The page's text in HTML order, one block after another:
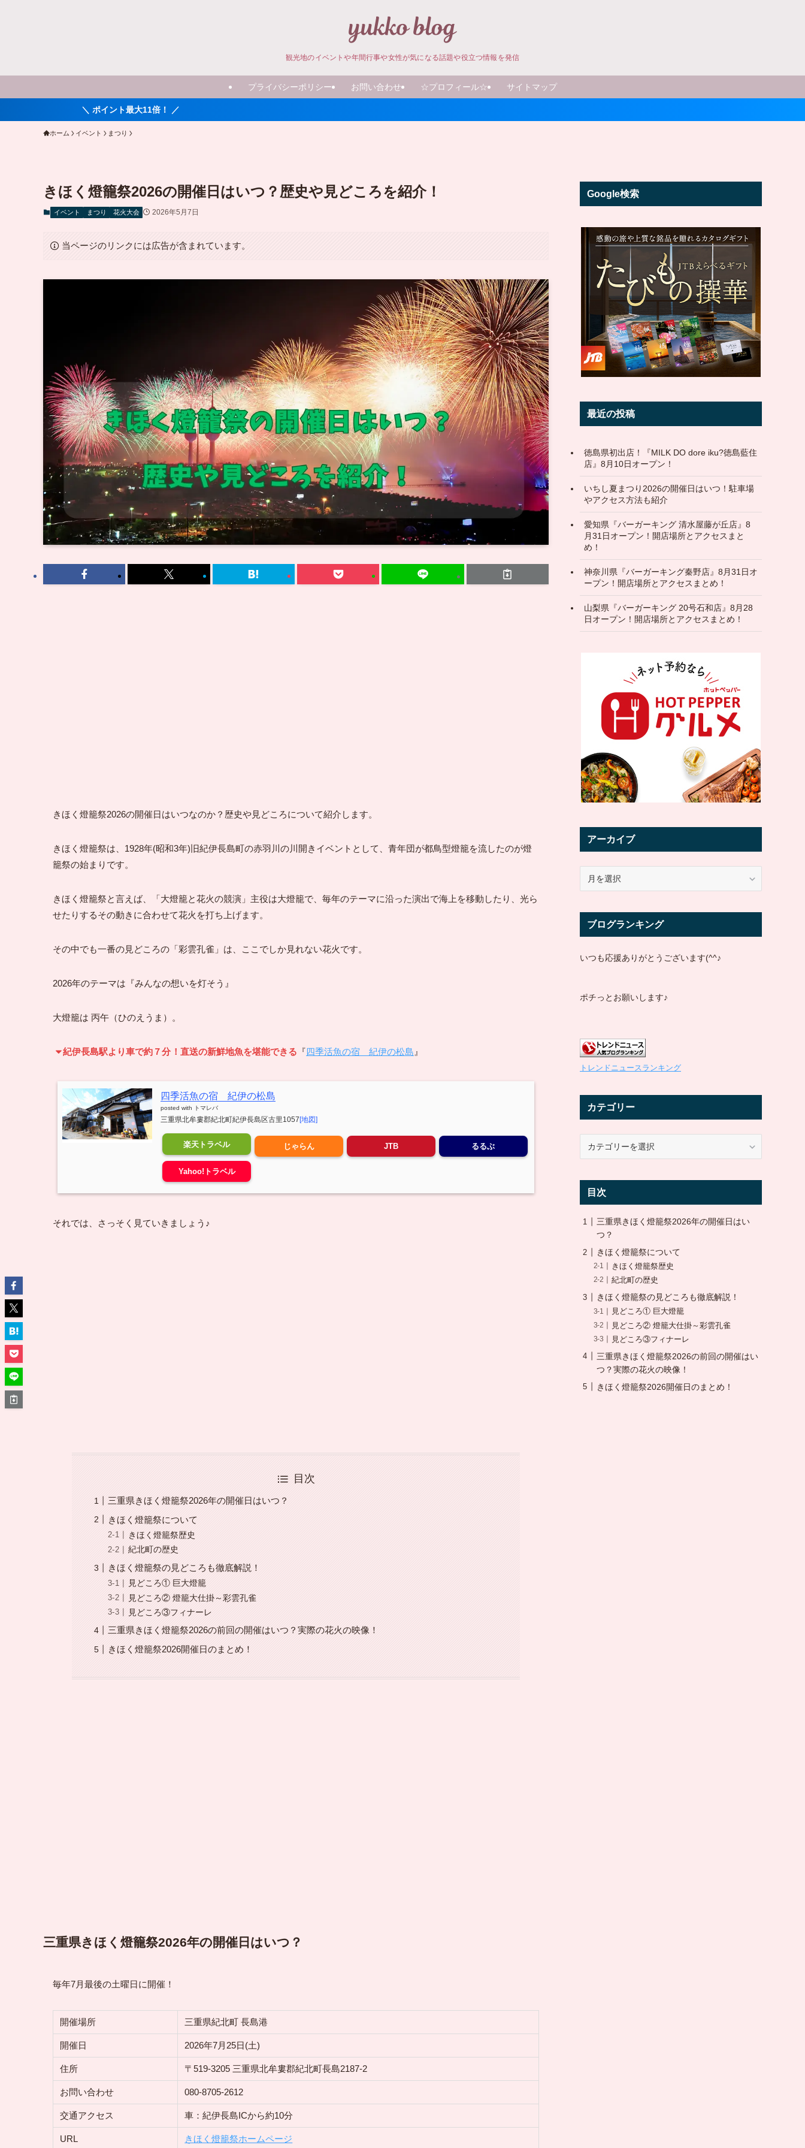
観光地のイベントや年間行事や女性が気になる話題や役立つ情報を発信
プライバシーポリシー お問い合わせ ☆プロフィール☆ サイトマップ
＼ ポイント最大11倍！ ／
ホーム イベント まつり
きほく燈籠祭2026の開催日はいつ？歴史や見どころを紹介！
イベント まつり 花火大会 2026年5月7日
当ページのリンクには広告が含まれています。
きほく燈籠祭2026の開催日はいつなのか？歴史や見どころについて紹介します。
きほく燈籠祭は、1928年(昭和3年)旧紀伊長島町の赤羽川の川開きイベントとして、青年団が都鳥型燈籠を流したのが燈
籠祭の始まりです。
きほく燈籠祭と言えば、「大燈籠と花火の競演」主役は大燈籠で、毎年のテーマに沿った演出で海上を移動したり、光ら
せたりするその動きに合わせて花火を打ち上げます。
その中でも一番の見どころの「彩雲孔雀」は、ここでしか見れない花火です。
2026年のテーマは『みんなの想いを灯そう』
大燈籠は 丙午（ひのえうま）。
紀伊長島駅より車で約７分 ！直送の新鮮地魚を堪能できる 『四季活魚の宿 紀伊の松島』
四季活魚の宿 紀伊の松島
posted with トマレバ
三重県北牟婁郡紀北町紀伊長島区古里1057 [地図]
楽天トラベル じゃらん JTB るるぶ
Yahoo!トラベル
それでは、さっそく見ていきましょう♪
目次
三重県きほく燈籠祭2026年の開催日はいつ？
きほく燈籠祭について
きほく燈籠祭歴史
紀北町の歴史
きほく燈籠祭の見どころも徹底解説！
見どころ① 巨大燈籠
見どころ② 燈籠大仕掛～彩雲孔雀
見どころ③フィナーレ
三重県きほく燈籠祭2026の前回の開催はいつ？実際の花火の映像！
きほく燈籠祭2026開催日のまとめ！
三重県きほく燈籠祭2026年の開催日はいつ？
毎年7月最後の土曜日に開催！
開催場所 三重県紀北町 長島港
開催日 2026年7月25日(土)
住所 〒519-3205 三重県北牟婁郡紀北町長島2187-2
お問い合わせ 080-8705-2612
交通アクセス 車：紀伊長島ICから約10分
URL きほく燈籠祭ホームページ
Google検索
最近の投稿
徳島県初出店！『MILK DO dore iku?徳島藍住
店』8月10日オープン！
いちし夏まつり2026の開催日はいつ！駐車場
やアクセス方法も紹介
愛知県『バーガーキング 清水屋藤が丘店』8
月31日オープン！開店場所とアクセスまと
め！
神奈川県『バーガーキング秦野店』8月31日オ
ープン！開店場所とアクセスまとめ！
山梨県『バーガーキング 20号石和店』8月28
日オープン！開店場所とアクセスまとめ！
アーカイブ
イ
ブログランキング
いつも応援ありがとうございます(^^♪
ポチっとお願いします♪
トレンドニュースランキング
カテゴリー
リ
目次
三重県きほく燈籠祭2026年の開催日はい
つ？
きほく燈籠祭について
きほく燈籠祭歴史
紀北町の歴史
きほく燈籠祭の見どころも徹底解説！
見どころ① 巨大燈籠
見どころ② 燈籠大仕掛～彩雲孔雀
見どころ③フィナーレ
三重県きほく燈籠祭2026の前回の開催はい
つ？実際の花火の映像！
きほく燈籠祭2026開催日のまとめ！